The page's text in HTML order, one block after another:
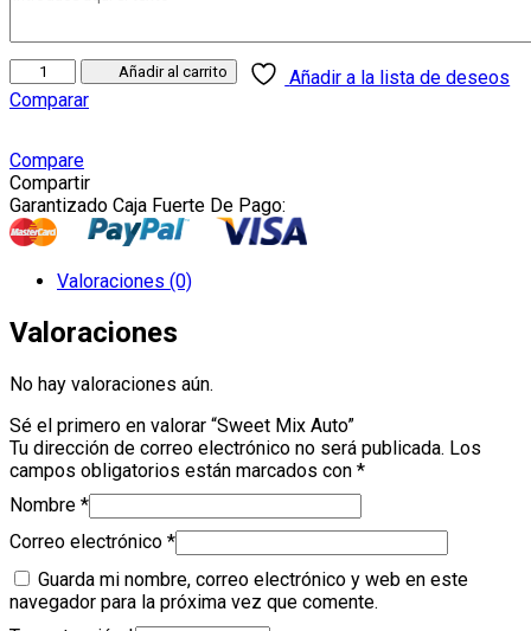
Sweet
Mix
Auto
Añadir al carrito
Añadir a la lista de deseos
Comparar
Compare
Compartir
Garantizado Caja Fuerte De Pago:
Valoraciones (0)
Valoraciones
No hay valoraciones aún.
Sé el primero en valorar “Sweet Mix Auto”
Tu dirección de correo electrónico no será publicada. Los
campos obligatorios están marcados con *
Nombre *
Correo electrónico *
Guarda mi nombre, correo electrónico y web en este
navegador para la próxima vez que comente.